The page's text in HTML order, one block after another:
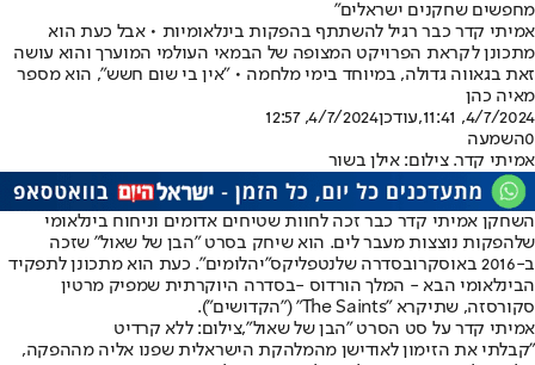
מחפשים שחקנים ישראלים"
אמיתי קדר כבר רגיל להשתתף בהפקות בינלאומיות • אבל כעת הוא
מתכונן לקראת הפרויקט המצופה של הבמאי העולמי המוערך והוא עושה
זאת בגאווה גדולה, במיוחד בימי מלחמה • "אין בי שום חשש", הוא מספר
מאיה כהן
4/7/2024, 11:41
,עודכן4/7/2024, 12:57
0השמעה
אמיתי קדר. צילום: אילן בשור
השחקן אמיתי קדר כבר זכה לחוות שטיחים אדומים וניחוח בינלאומי
שלהפקות נוצצות מעבר לים. הוא שיחק בסרט "הבן של שאול" שזכה
ב-2016 ב
אוסקרובסדרה שלנטפליקס"יהלומים". כעת הוא מתכונן לתפקיד
הבינלאומי הבא - המלך הורדוס -בסדרה היוקרתית שמפיק מרטין
סקורסזה, שתיקרא "The Saints" ("הקדושים").
אמיתי קדר על סט הסרט "הבן של שאול",צילום: ללא קרדיט
"קבלתי את הזימון לאודישן מהמלהקת הישראלית שפנו אליה מההפקה,